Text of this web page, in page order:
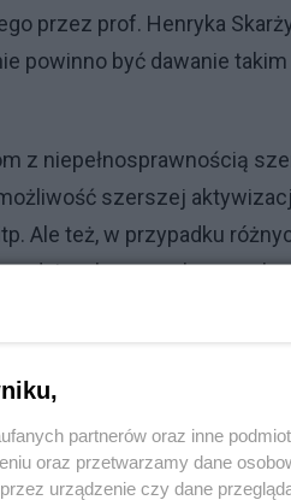
przez prof. Henryka
powinno być dawanie
z niepełnosprawnością
szerszej
Ale też, w przypadku
nocnych czy
partnerów oraz inne
oraz przetwarzamy dane
urządzenie czy dane